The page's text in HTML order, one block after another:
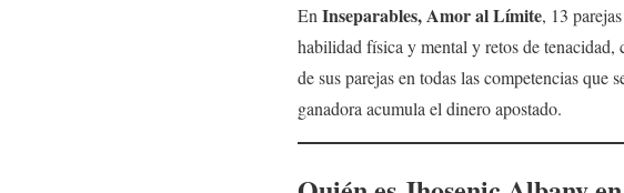
En Inseparables, Amor al Límite, 13
habilidad física y mental y retos de
de sus parejas en todas las competencias que
ganadora acumula el dinero apostado.